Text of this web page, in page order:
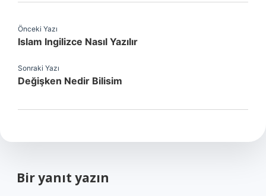
Önceki Yazı
Islam Ingilizce Nasıl Yazılır
Sonraki Yazı
Değişken Nedir Bilisim
Bir yanıt yazın